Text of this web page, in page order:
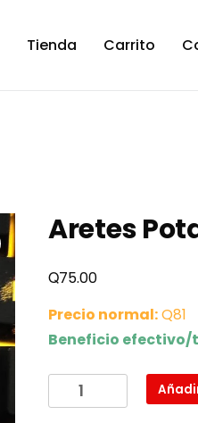
Tienda Carrito
Aretes
Q75.00
Precio normal:Q81
Beneficio efectivo/
Aretes
Potara